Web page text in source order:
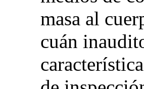
masa al
cuán